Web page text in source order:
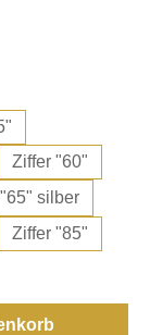
Ziffer "60"
silber
Ziffer "85"